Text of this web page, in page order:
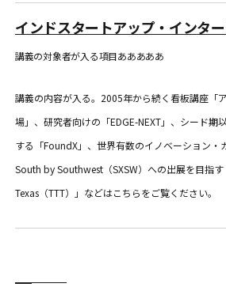
インドスタートアップ・インタ
講義の対象者が入る項目あああああ
講義の内容が入る。2005年から続く看板講座「
場」、研究者向けの「EDGE-NEXT」、シード期
する「FoundX」、世界有数のイノベーション・
South by Southwest（SXSW）への出展を目指
Texas（TTT）」などはこちらをご覧ください。